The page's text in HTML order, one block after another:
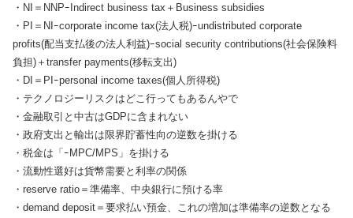
・NI＝NNPｰIndirect business tax＋Business subsidies
・PI＝NIｰcorporate income tax(法人税)ｰundistributed corporate
profits(配当支払後の法人利益)ｰsocial security contributions(社会保険料
負担)＋transfer payments(移転支出)
・DI＝PIｰpersonal income taxes(個人所得税)
・テクノロジーリスクはどこ行ってもあるんやで
・金融取引と中古はGDPに含まれない
・政府支出と輸出は限界貯蓄性向の逆数を掛ける
・税金は「ｰMPC/MPS」を掛ける
・流動性選好は貨幣需要と利率の関係
・reserve ratio＝準備率、中央銀行に預ける率
・demand deposit＝要求払い預金、これの増加は準備率の逆数となる